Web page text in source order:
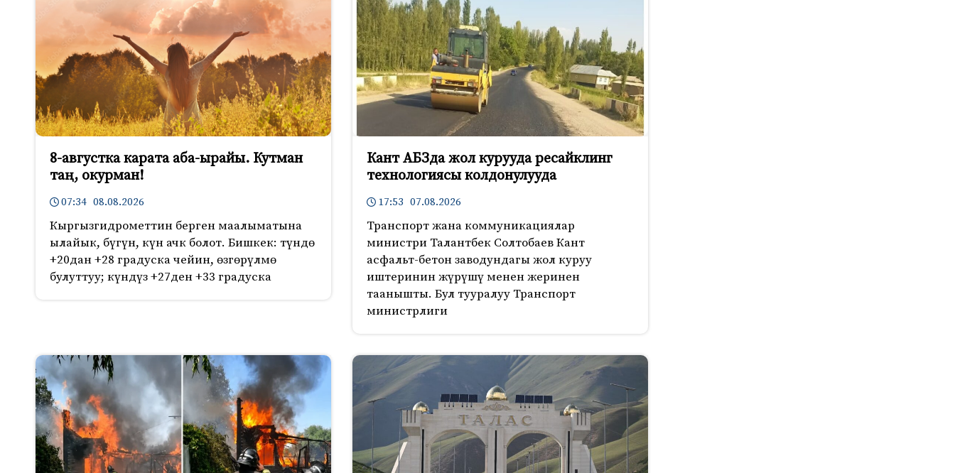
8-августка карата аба-ырайы. Кутман
таң, окурман!
07:34 08.08.2026
Кыргызгидрометтин берген маалыматына
ылайык, бүгүн, күн ачк болот. Бишкек: түндө
+20дан +28 градуска чейин, өзгөрүлмө
булуттуу; күндүз +27ден +33 градуска
Кант АБЗда жол курууда ресайклинг
технологиясы колдонулууда
17:53 07.08.2026
Транспорт жана коммуникациялар
министри Талантбек Солтобаев Кант
асфальт-бетон заводундагы жол куруу
иштеринин жүрүшү менен жеринен
таанышты. Бул тууралуу Транспорт
министрлиги